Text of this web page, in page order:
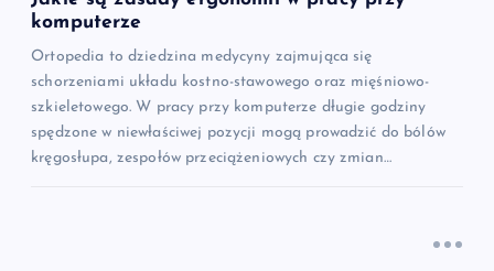
u
komputerze
Ortopedia to dziedzina medycyny zajmująca się
schorzeniami układu kostno-stawowego oraz mięśniowo-
szkieletowego. W pracy przy komputerze długie godziny
spędzone w niewłaściwej pozycji mogą prowadzić do bólów
kręgosłupa, zespołów przeciążeniowych czy zmian…